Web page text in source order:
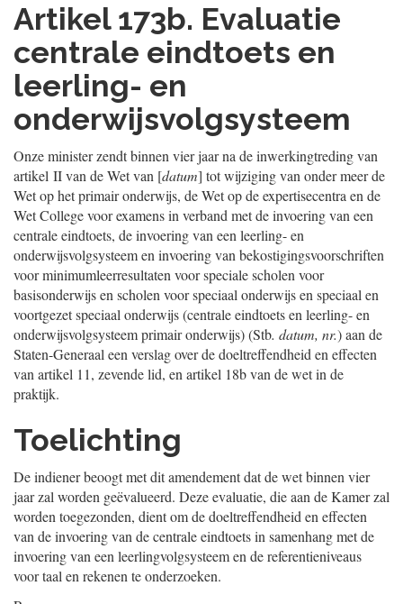
Artikel 173b. Evaluatie
centrale eindtoets en
leerling- en
onderwijsvolgsysteem
Onze minister zendt binnen vier jaar na de inwerkingtreding van
artikel II van de Wet van [datum] tot wijziging van onder meer de
Wet op het primair onderwijs, de Wet op de expertisecentra en de
Wet College voor examens in verband met de invoering van een
centrale eindtoets, de invoering van een leerling- en
onderwijsvolgsysteem en invoering van bekostigingsvoorschriften
voor minimumleerresultaten voor speciale scholen voor
basisonderwijs en scholen voor speciaal onderwijs en speciaal en
voortgezet speciaal onderwijs (centrale eindtoets en leerling- en
onderwijsvolgsysteem primair onderwijs) (Stb. datum, nr.) aan de
Staten-Generaal een verslag over de doeltreffendheid en effecten
van artikel 11, zevende lid, en artikel 18b van de wet in de
praktijk.
Toelichting
De indiener beoogt met dit amendement dat de wet binnen vier
jaar zal worden geëvalueerd. Deze evaluatie, die aan de Kamer zal
worden toegezonden, dient om de doeltreffendheid en effecten
van de invoering van de centrale eindtoets in samenhang met de
invoering van een leerlingvolgsysteem en de referentieniveaus
voor taal en rekenen te onderzoeken.